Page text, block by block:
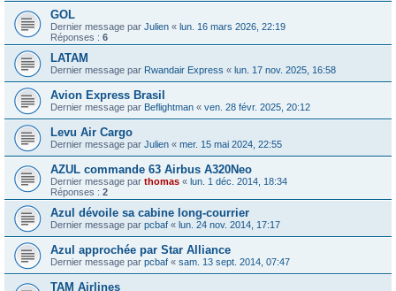
GOL
Dernier message par Julien « lun. 16 mars 2026, 22:19
Réponses : 6
LATAM
Dernier message par Rwandair Express « lun. 17 nov. 2025, 16:58
Avion Express Brasil
Dernier message par Beflightman « ven. 28 févr. 2025, 20:12
Levu Air Cargo
Dernier message par Julien « mer. 15 mai 2024, 22:55
AZUL commande 63 Airbus A320Neo
Dernier message par thomas « lun. 1 déc. 2014, 18:34
Réponses : 2
Azul dévoile sa cabine long-courrier
Dernier message par pcbaf « lun. 24 nov. 2014, 17:17
Azul approchée par Star Alliance
Dernier message par pcbaf « sam. 13 sept. 2014, 07:47
TAM Airlines